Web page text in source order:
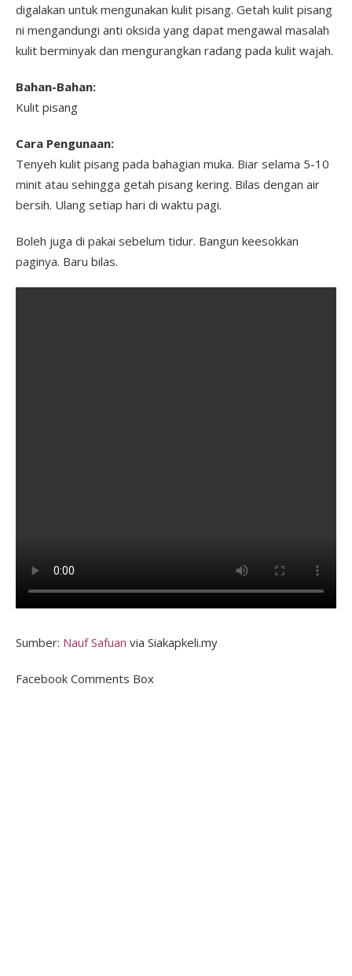
digalakan untuk mengunakan kulit pisang. Getah kulit pisang
ni mengandungi anti oksida yang dapat mengawal masalah
kulit berminyak dan mengurangkan radang pada kulit wajah.
Bahan-Bahan:
Kulit pisang
Cara Pengunaan:
Tenyeh kulit pisang pada bahagian muka. Biar selama 5-10
minit atau sehingga getah pisang kering. Bilas dengan air
bersih. Ulang setiap hari di waktu pagi.
Boleh juga di pakai sebelum tidur. Bangun keesokkan
paginya. Baru bilas.
Sumber: Nauf Safuan via Siakapkeli.my
Facebook Comments Box